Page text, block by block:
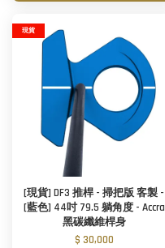
現貨
[現貨] DF3 推桿 - 掃把版 客製 -
[藍色] 44吋 79.5 躺角度 - Accra
黑碳纖維桿身
$ 30,000